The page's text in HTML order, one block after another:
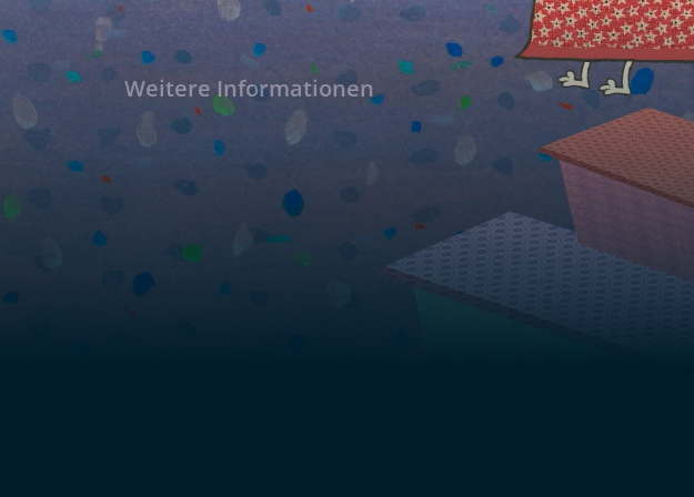
Weitere Informationen